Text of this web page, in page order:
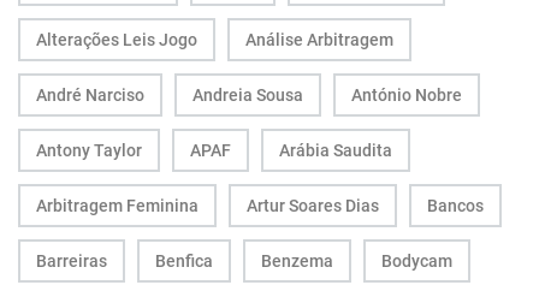
Alterações Leis Jogo Análise Arbitragem
André Narciso Andreia Sousa António Nobre
Antony Taylor APAF Arábia Saudita
Arbitragem Feminina Artur Soares Dias Bancos
Barreiras Benfica Benzema Bodycam